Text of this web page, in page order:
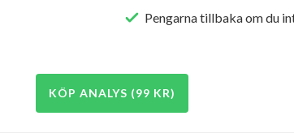
Pengarna tillbaka om du
KÖP ANALYS (99 KR)